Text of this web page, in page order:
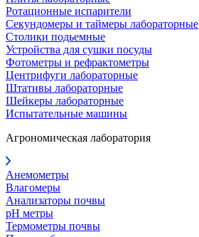
Ротационные испарители
Секундомеры и таймеры лабораторные
Столики подьемные
Устройства для сушки посуды
Фотометры и рефрактометры
Центрифуги лабораторные
Штативы лабораторные
Шейкеры лабораторные
Испытательные машины
Агрономическая лаборатория
Анемометры
Влагомеры
Анализаторы почвы
pH метры
Термометры почвы